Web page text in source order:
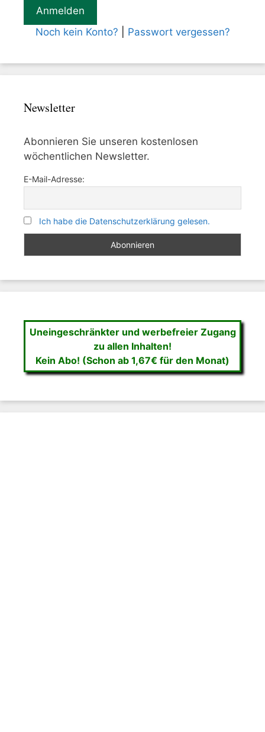
Noch kein Konto? Passwort vergessen?
Newsletter
Abonnieren Sie unseren kostenlosen
wöchentlichen Newsletter.
E-Mail-Adresse:
Ich habe die Datenschutzerklärung gelesen.
Uneingeschränkter und werbefreier Zugang
zu allen Inhalten!
Kein Abo! (Schon ab 1,67€ für den Monat)